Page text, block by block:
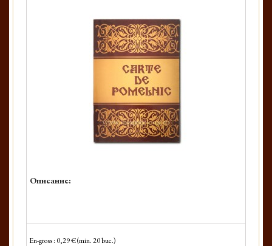
Описание:
En-gross : 0,29 € (min. 20 buc.)